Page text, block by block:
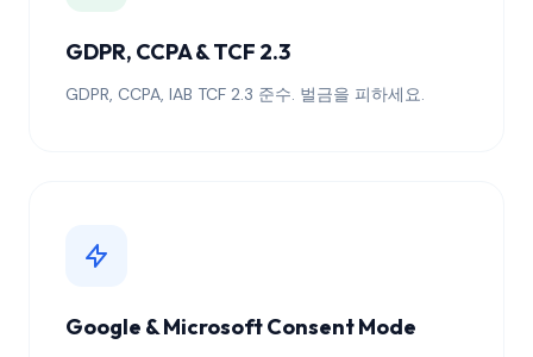
GDPR, CCPA & TCF 2.3
GDPR, CCPA, IAB TCF 2.3 준수. 벌금을 피하세요.
Google & Microsoft Consent Mode